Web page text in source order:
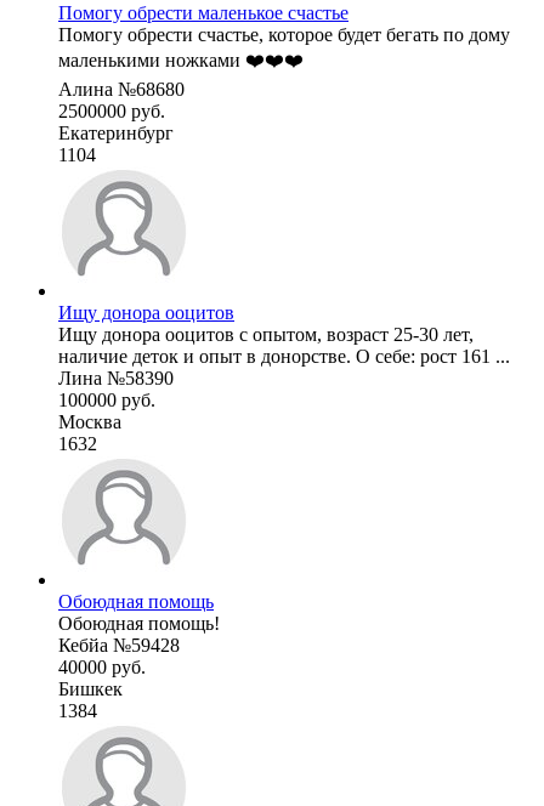
Помогу обрести маленькое счастье
Помогу обрести счастье, которое будет бегать по дому
маленькими ножками ❤️❤️❤️
Алина №68680
2500000 руб.
Екатеринбург
1104
Ищу донора ооцитов
Ищу донора ооцитов с опытом, возраст 25-30 лет,
наличие деток и опыт в донорстве. О себе: рост 161 ...
Лина №58390
100000 руб.
Москва
1632
Обоюдная помощь
Обоюдная помощь!
Кебйа №59428
40000 руб.
Бишкек
1384